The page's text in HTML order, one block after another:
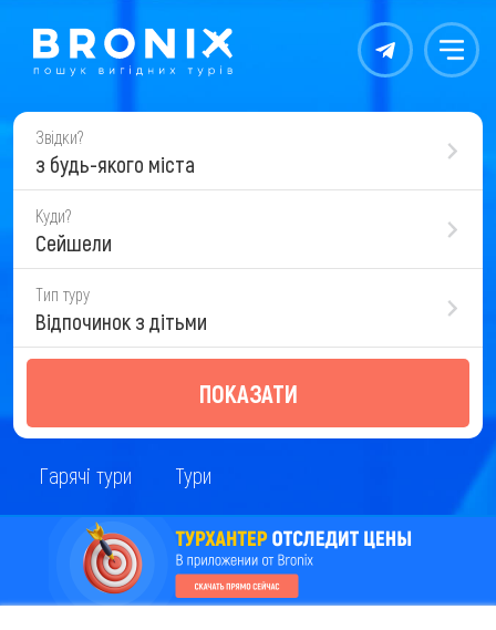
Контакты Меню
Звідки?
з будь-якого міста
Куди?
Сейшели
Тип туру
Відпочинок з дітьми
ПОКАЗАТИ
Гарячі тури Тури